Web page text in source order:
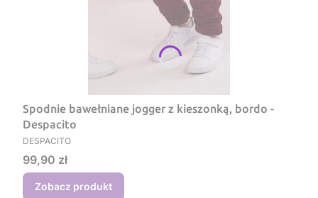
Spodnie bawełniane jogger z kieszonką, bordo -
Despacito
PRODUCENT
DESPACITO
Cena
99,90 zł
Zobacz produkt